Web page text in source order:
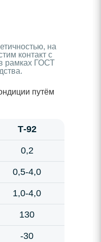
на
контакт с
рамках ГОСТ
путём
Т-92
0,2
0,5-4,0
1,0-4,0
130
-30